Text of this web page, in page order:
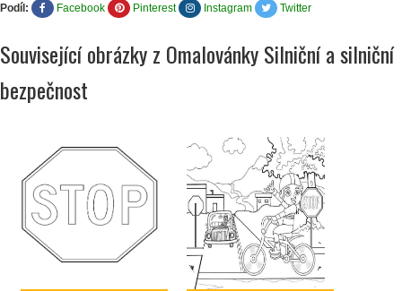
Podíl: Facebook Pinterest Instagram Twitter
Související obrázky z Omalovánky Silniční a silniční
bezpečnost